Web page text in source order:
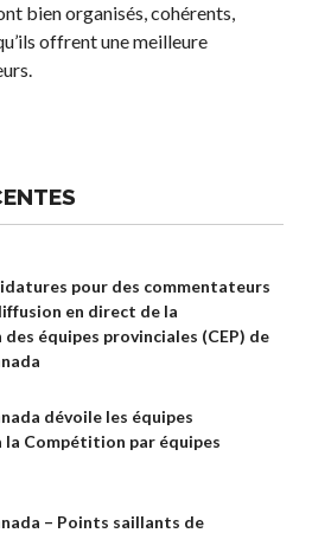
bien organisés, cohérents,
offrent une meilleure
pour des commentateurs
en direct de la
équipes provinciales (CEP) de
dévoile les équipes
Compétition par équipes
– Points saillants de